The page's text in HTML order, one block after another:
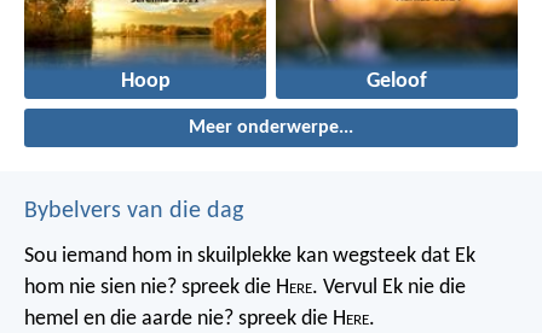
Hoop Geloof
Meer onderwerpe...
Bybelvers van die dag
Sou iemand hom in skuilplekke kan wegsteek dat Ek
hom nie sien nie? spreek die Here. Vervul Ek nie die
hemel en die aarde nie? spreek die Here.